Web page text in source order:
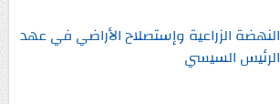
النهضة الزراعية وإستصلاح الأراضي في عهد
الرئيس السيسي